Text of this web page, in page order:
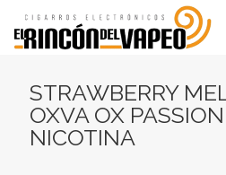
STRAWBERRY
OXVA OX
NICOTINA